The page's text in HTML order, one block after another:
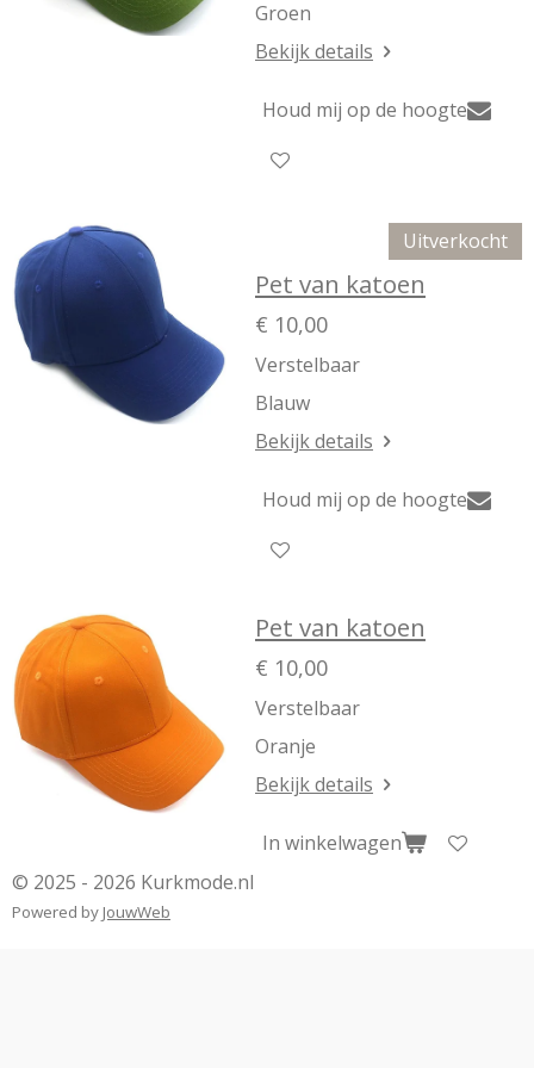
Groen
Bekijk details
Houd mij op de hoogte
Uitverkocht
Pet van katoen
€ 10,00
Verstelbaar
Blauw
Bekijk details
Houd mij op de hoogte
Pet van katoen
€ 10,00
Verstelbaar
Oranje
Bekijk details
In winkelwagen
© 2025 - 2026 Kurkmode.nl
Powered by JouwWeb